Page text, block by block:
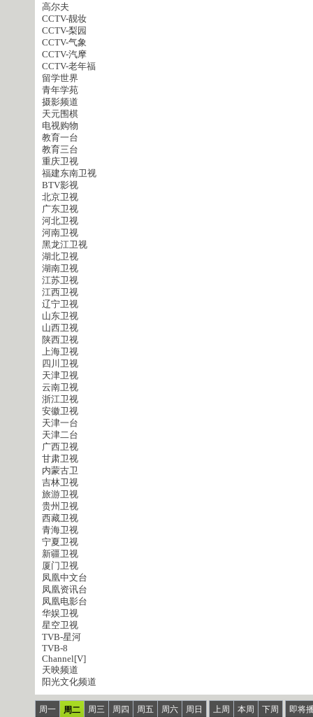
高尔夫
CCTV-靓妆
CCTV-梨园
CCTV-气象
CCTV-汽摩
CCTV-老年福
留学世界
青年学苑
摄影频道
天元围棋
电视购物
教育一台
教育三台
重庆卫视
福建东南卫视
BTV影视
北京卫视
广东卫视
河北卫视
河南卫视
黑龙江卫视
湖北卫视
湖南卫视
江苏卫视
江西卫视
辽宁卫视
山东卫视
山西卫视
陕西卫视
上海卫视
四川卫视
天津卫视
云南卫视
浙江卫视
安徽卫视
天津一台
天津二台
广西卫视
甘肃卫视
内蒙古卫
吉林卫视
旅游卫视
贵州卫视
西藏卫视
青海卫视
宁夏卫视
新疆卫视
厦门卫视
凤凰中文台
凤凰资讯台
凤凰电影台
华娱卫视
星空卫视
TVB-星河
TVB-8
Channel[V]
天映频道
阳光文化频道
周一 周二 周三 周四 周五 周六 周日 上周 本周 下周
即将